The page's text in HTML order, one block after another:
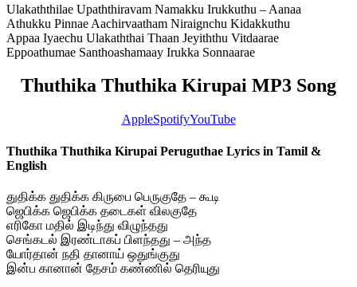
Ulakaththilae Upaththiravam Namakku Irukkuthu – Aanaa
Athukku Pinnae Aachirvaatham Niraignchu Kidakkuthu
Appaa Iyaechu Ulakaththai Thaan Jeyiththu Vitdaarae
Eppoathumae Santhoashamaay Irukka Sonnaarae
Thuthika Thuthika Kirupai MP3 Song
AppleSpotifyYouTube
Thuthika Thuthika Kirupai Peruguthae Lyrics in Tamil &
English
துதிக்க துதிக்க கிருபை பெருகுதே – கூடி
ஜெபிக்க ஜெபிக்க தடைகள் விலகுதே
எரிகோ மதில் இடிந்து விழுந்தது
செங்கடல் இரண்டாகப் பிளந்தது – அந்த
யோர்தான் நதி தானாய் ஒதுங்குது
இன்ப கானான் தேசம் கண்ணில் தெரியுது